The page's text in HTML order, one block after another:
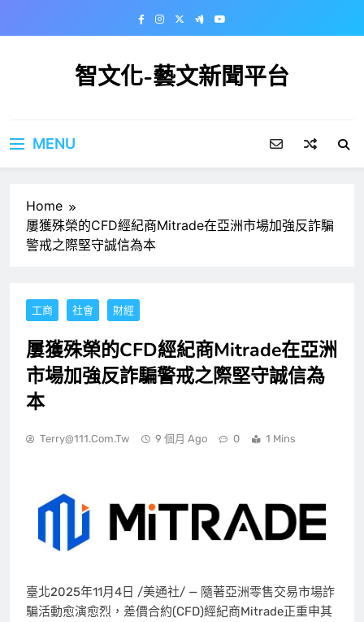
智文化-藝文新聞平台
MENU
Home
屢獲殊榮的CFD經紀商Mitrade在亞洲市場加強反詐騙
警戒之際堅守誠信為本
工商 社會 財經
屢獲殊榮的CFD經紀商Mitrade在亞洲
市場加強反詐騙警戒之際堅守誠信為
本
Terry@111.com.tw 9 個月 Ago 0 1 Mins
臺北2025年11月4日 /美通社/ — 隨著亞洲零售交易市場詐
騙活動愈演愈烈，差價合約(CFD)經紀商Mitrade正重申其